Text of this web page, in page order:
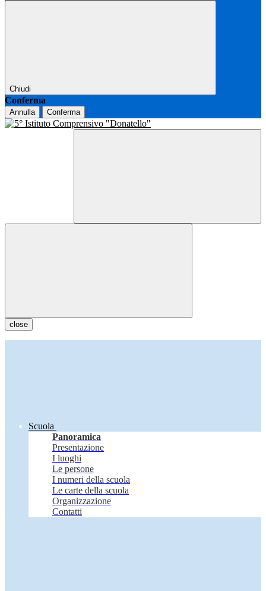
Chiudi
Conferma
Annulla Conferma
close
Scuola
Panoramica
Presentazione
I luoghi
Le persone
I numeri della scuola
Le carte della scuola
Organizzazione
Contatti